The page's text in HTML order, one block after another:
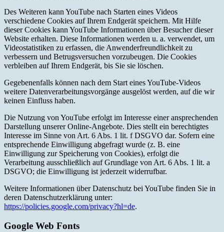
Des Weiteren kann YouTube nach Starten eines Videos
verschiedene Cookies auf Ihrem Endgerät speichern. Mit Hilfe
dieser Cookies kann YouTube Informationen über Besucher dieser
Website erhalten. Diese Informationen werden u. a. verwendet, um
Videostatistiken zu erfassen, die Anwenderfreundlichkeit zu
verbessern und Betrugsversuchen vorzubeugen. Die Cookies
verbleiben auf Ihrem Endgerät, bis Sie sie löschen.
Gegebenenfalls können nach dem Start eines YouTube-Videos
weitere Datenverarbeitungsvorgänge ausgelöst werden, auf die wir
keinen Einfluss haben.
Die Nutzung von YouTube erfolgt im Interesse einer ansprechenden
Darstellung unserer Online-Angebote. Dies stellt ein berechtigtes
Interesse im Sinne von Art. 6 Abs. 1 lit. f DSGVO dar. Sofern eine
entsprechende Einwilligung abgefragt wurde (z. B. eine
Einwilligung zur Speicherung von Cookies), erfolgt die
Verarbeitung ausschließlich auf Grundlage von Art. 6 Abs. 1 lit. a
DSGVO; die Einwilligung ist jederzeit widerrufbar.
Weitere Informationen über Datenschutz bei YouTube finden Sie in
deren Datenschutzerklärung unter:
https://policies.google.com/privacy?hl=de.
Google Web Fonts